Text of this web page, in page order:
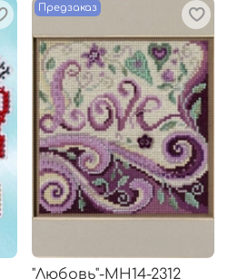
Предзаказ
"Любовь"-MH14-2312